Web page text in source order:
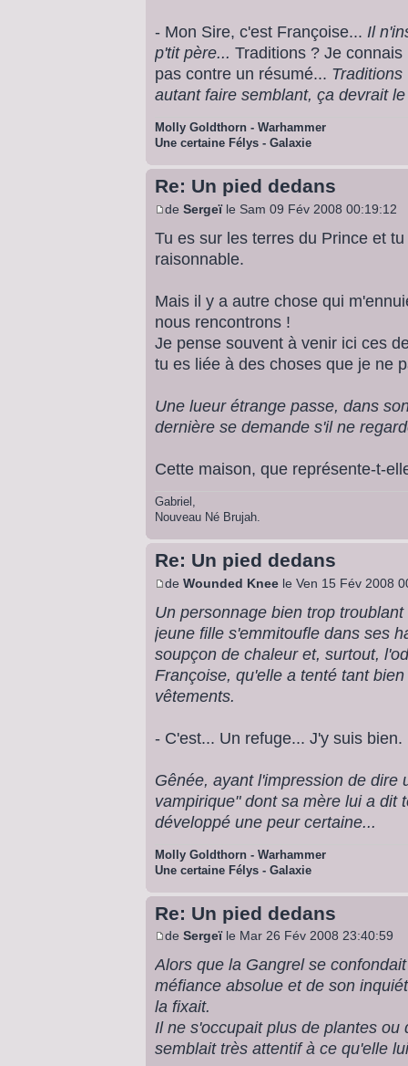
- Mon Sire, c'est Françoise... Il
p'tit père... Traditions ? Je
pas contre un résumé...
autant faire semblant, ça devrait
Molly Goldthorn - Warhammer
Une certaine Félys - Galaxie
Re: Un pied dedans
de Sergeïle Sam 09 Fév 2008 00:19:12
Tu es sur les terres du Prince et
raisonnable.
Mais il y a autre chose qui
nous rencontrons !
Je pense souvent à venir ici ces
tu es liée à des choses que je ne
Une lueur étrange passe, dans
dernière se demande s'il ne
Cette maison, que représente-t-
Gabriel,
Nouveau Né Brujah.
Re: Un pied dedans
de Wounded Knee le Ven 15 Fév 2008
Un personnage bien trop
jeune fille s'emmitoufle dans ses
soupçon de chaleur et, surtout,
Françoise, qu'elle a tenté tant
vêtements.
- C'est... Un refuge... J'y suis bien.
Gênée, ayant l'impression de dire
vampirique" dont sa mère lui a dit
développé une peur certaine...
Molly Goldthorn - Warhammer
Une certaine Félys - Galaxie
Re: Un pied dedans
de Sergeïle Mar 26 Fév 2008 23:40:59
Alors que la Gangrel se
méfiance absolue et de son
la fixait.
Il ne s'occupait plus de plantes
semblait très attentif à ce qu'elle